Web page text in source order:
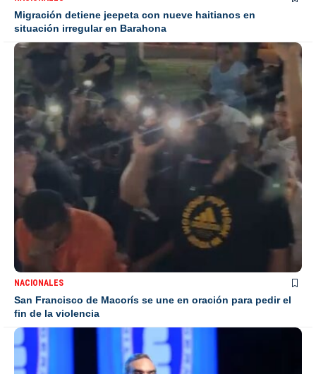
Migración detiene jeepeta con nueve haitianos en
situación irregular en Barahona
NACIONALES
San Francisco de Macorís se une en oración para pedir el
fin de la violencia